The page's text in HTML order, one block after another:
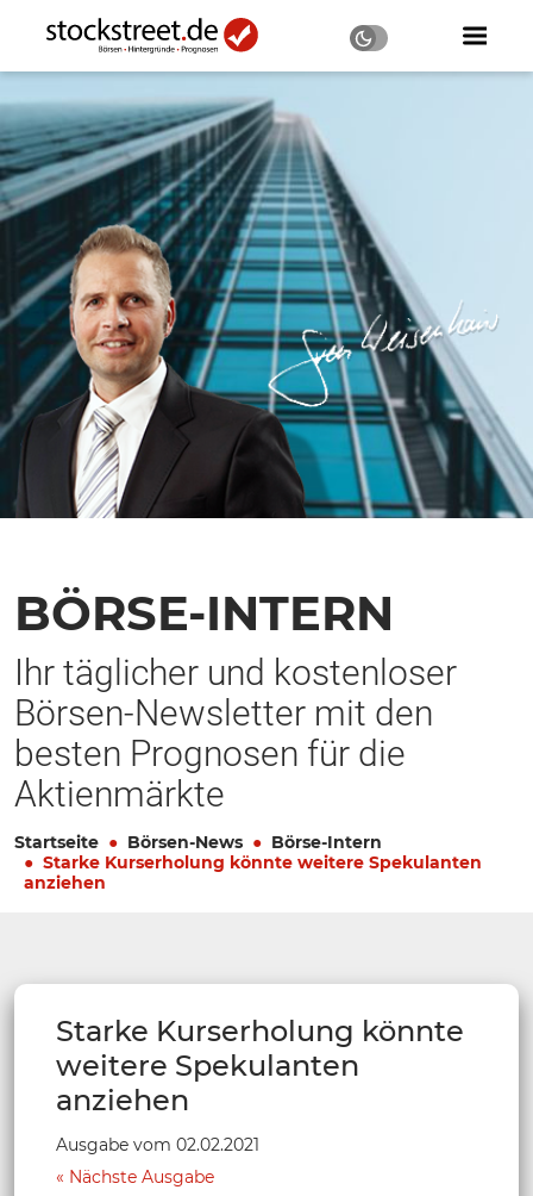
BÖRSE-INTERN
Ihr täglicher und kostenloser
Börsen-Newsletter mit den
besten Prognosen für die
Aktienmärkte
Startseite Börsen-News
Börse-Intern
Starke Kurserholung könnte weitere Spekulanten
anziehen
Starke Kurserholung könnte
weitere Spekulanten
anziehen
Ausgabe vom 02.02.2021
Nächste Ausgabe